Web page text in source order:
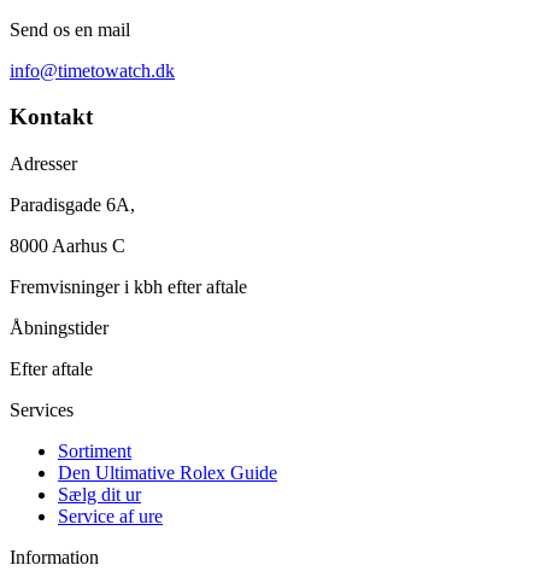
Send os en mail
info@timetowatch.dk
Kontakt
Adresser
Paradisgade 6A,
8000 Aarhus C
Fremvisninger i kbh efter aftale
Åbningstider
Efter aftale
Services
Sortiment
Den Ultimative Rolex Guide
Sælg dit ur
Service af ure
Information